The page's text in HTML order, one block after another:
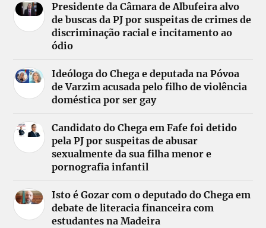
Presidente da Câmara de Albufeira alvo
de buscas da PJ por suspeitas de crimes de
discriminação racial e incitamento ao
ódio
Ideóloga do Chega e deputada na Póvoa
de Varzim acusada pelo filho de violência
doméstica por ser gay
Candidato do Chega em Fafe foi detido
pela PJ por suspeitas de abusar
sexualmente da sua filha menor e
pornografia infantil
Isto é Gozar com o deputado do Chega em
debate de literacia financeira com
estudantes na Madeira